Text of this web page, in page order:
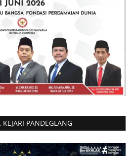
PANDEGLANG